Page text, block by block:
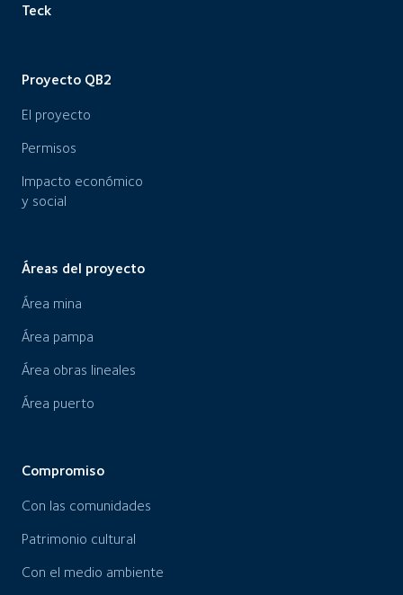
Teck
Proyecto QB2
El proyecto
Permisos
Impacto económico
y social
Áreas del proyecto
Área mina
Área pampa
Área obras lineales
Área puerto
Compromiso
Con las comunidades
Patrimonio cultural
Con el medio ambiente